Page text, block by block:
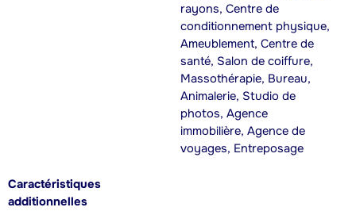
rayons, Centre de
conditionnement physique,
Ameublement, Centre de
santé, Salon de coiffure,
Massothérapie, Bureau,
Animalerie, Studio de
photos, Agence
immobilière, Agence de
voyages, Entreposage
Caractéristiques
additionnelles